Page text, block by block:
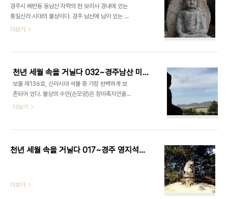
경주시 배반동 동남산 자락의 현 보리사 경내에 있는
통일신라 시대의 불상이다. 경주 남산에 남아 있는 많
은 불상들 가운데 대좌(불상을 올려 놓는 자리)와 광
면에는 세상의 모든 질병으로부터 사람들을 구한다
는 약사여래불이 가는 선으로 조각되어 있다. 이 불상
의 머리는 나발(작은 소라모양의 머리칼)의 머리칼
위로 육계(상투모양의 머리)가 불룩하게 솟아 있으며
얼굴에는 부드러운 미소를 머금고 있다. 목에는 삼도
상으로 지옥도, 아귀도, 축생도의 세 곳이다)가 뚜렷
더보기
천년 세월 속을 거닐다 032~경주남산 미륵곡 석조여래좌상
보물 제136호, 신라시대 석불 중 가장 완벽하게 보
존되어 있다. 불상의 수인(손모양)은 항마촉지인을
하고 있다. 광배 안쪽에는 작은 불상과 보상화 덩쿨무
더보기
천년 세월 속을 거닐다 017~경주 영지석불좌상
더보기